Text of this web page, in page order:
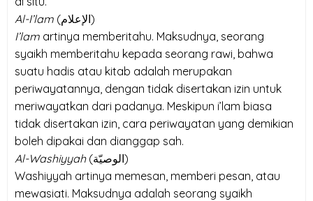
Al-I’lam (الإعلام)
I’lam artinya memberitahu. Maksudnya, seorang
syaikh memberitahu kepada seorang rawi, bahwa
suatu hadis atau kitab adalah merupakan
periwayatannya, dengan tidak disertakan izin untuk
meriwayatkan dari padanya. Meskipun i’lam biasa
tidak disertakan izin, cara periwayatan yang demikian
boleh dipakai dan dianggap sah.
Al-Washiyyah(الوصيّة)
Washiyyah artinya memesan, memberi pesan, atau
mewasiati. Maksudnya adalah seorang syaikh